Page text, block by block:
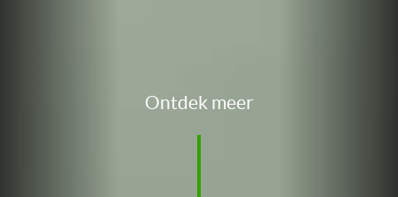
Ontdek meer